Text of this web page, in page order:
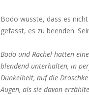
Bodo wusste, dass es
gefasst, es zu beenden.
Bodo und Rachel hatten
blendend unterhalten, in
Dunkelheit, auf die
Augen, als sie davon